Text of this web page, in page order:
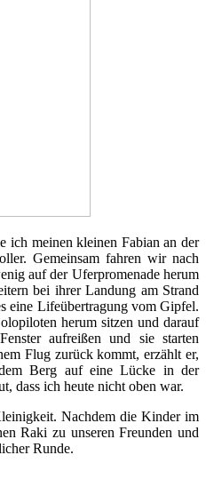
ich meinen kleinen Fabian an der
Gemeinsam fahren wir nach
auf der Uferpromenade herum
bei ihrer Landung am Strand
eine Lifeübertragung vom Gipfel.
herum sitzen und darauf
aufreißen und sie starten
Flug zurück kommt, erzählt er,
Berg auf eine Lücke in der
dass ich heute nicht oben war.
Nachdem die Kinder im
Raki zu unseren Freunden und
Runde.